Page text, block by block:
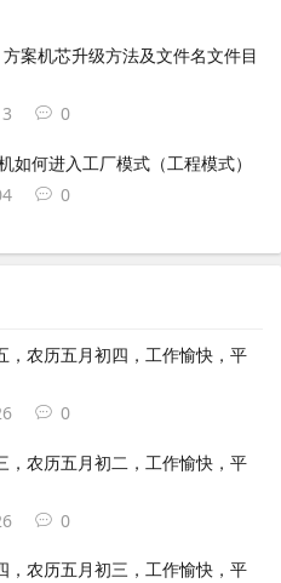
案机芯升级方法及文件名文件目
0
如何进入工厂模式（工程模式）
0
，农历五月初四，工作愉快，平
0
，农历五月初二，工作愉快，平
0
，农历五月初三，工作愉快，平